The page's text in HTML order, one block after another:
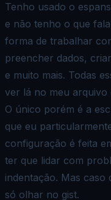
Tenho usado o
e não tenho o que
forma de trabalhar
preencher dados,
e muito mais. Todas
ver lá no meu arquivo
O único porém é a
que eu
configuração é feita
ter que lidar com
indentação. Mas caso
só olhar no gist.